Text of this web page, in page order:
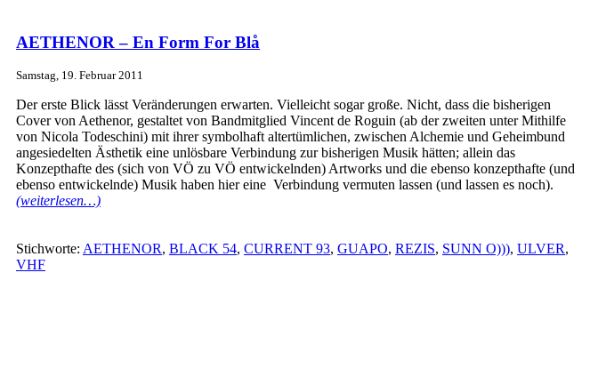
AETHENOR – En Form For Blå
Samstag, 19. Februar 2011
Der erste Blick lässt Veränderungen erwarten. Vielleicht sogar große. Nicht, dass die bisherigen
Cover von Aethenor, gestaltet von Bandmitglied Vincent de Roguin (ab der zweiten unter Mithilfe
von Nicola Todeschini) mit ihrer symbolhaft altertümlichen, zwischen Alchemie und Geheimbund
angesiedelten Ästhetik eine unlösbare Verbindung zur bisherigen Musik hätten; allein das
Konzepthafte des (sich von VÖ zu VÖ entwickelnden) Artworks und die ebenso konzepthafte (und
ebenso entwickelnde) Musik haben hier eine Verbindung vermuten lassen (und lassen es noch).
(weiterlesen…)
Stichworte: AETHENOR, BLACK 54, CURRENT 93, GUAPO, REZIS, SUNN O))), ULVER,
VHF